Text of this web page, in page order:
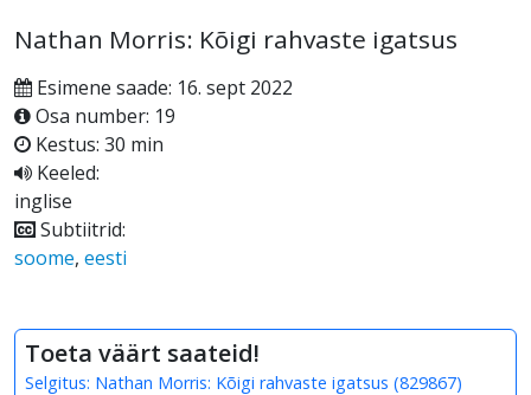
Nathan Morris: Kõigi rahvaste igatsus
Esimene saade: 16. sept 2022
Osa number: 19
Kestus: 30 min
Keeled:
inglise
Subtiitrid:
soome, eesti
Toeta väärt saateid!
Selgitus: Nathan Morris: Kõigi rahvaste igatsus (829867)